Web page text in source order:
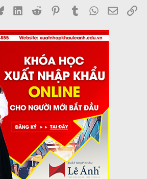
BlueskyLinkedInReddit PinterestTumblrWhatsApp
Email